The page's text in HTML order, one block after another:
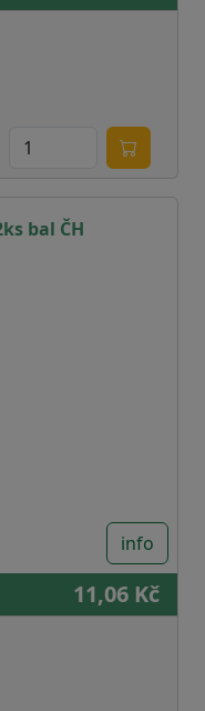
bal ČH
info
11,06 Kč